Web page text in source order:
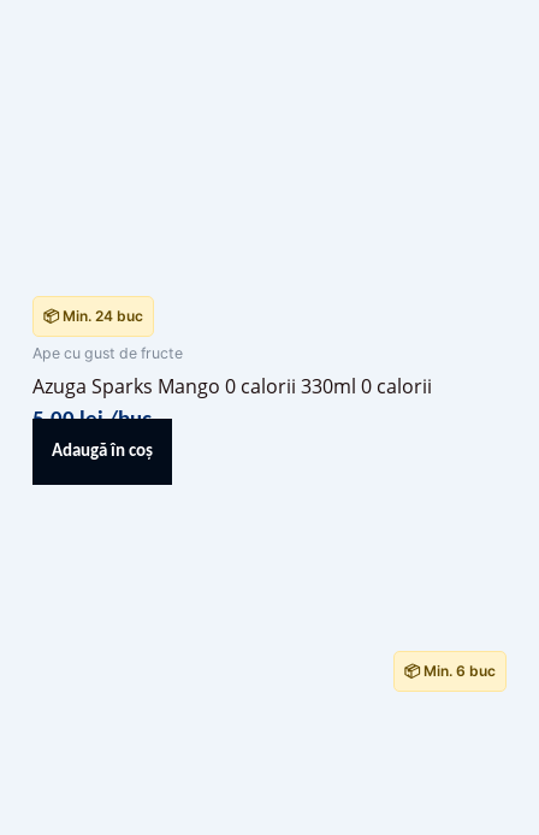
📦 Min. 24 buc
Ape cu gust de fructe
Azuga Sparks Mango 0 calorii 330ml 0 calorii
5,00lei/buc
Adaugă în coș
📦 Min. 6 buc